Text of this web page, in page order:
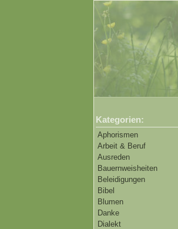
Kategorien:
Aphorismen
Arbeit & Beruf
Ausreden
Bauernweisheiten
Beleidigungen
Bibel
Blumen
Danke
Dialekt